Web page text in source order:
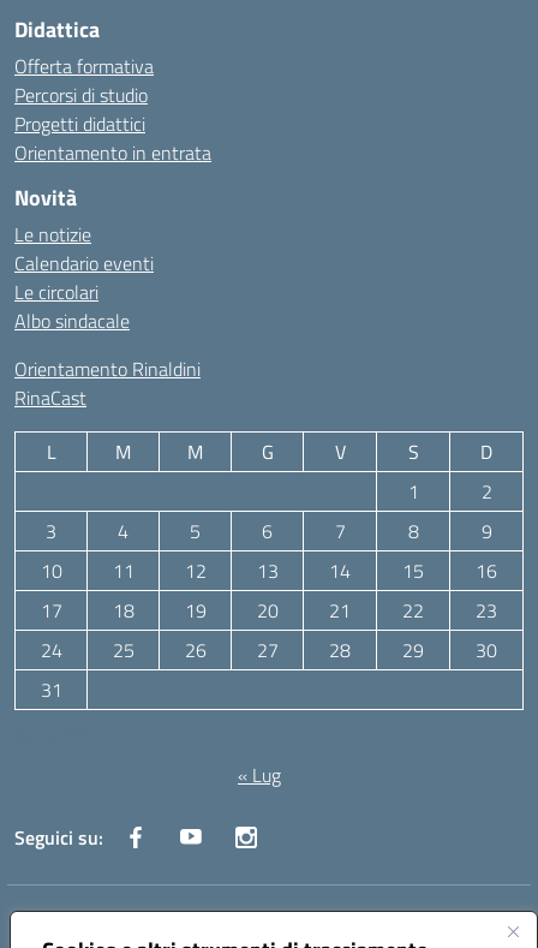
Didattica
Offerta formativa
Percorsi di studio
Progetti didattici
Orientamento in entrata
Novità
Le notizie
Calendario eventi
Le circolari
Albo sindacale
Orientamento Rinaldini
RinaCast
L M M G V S
D
1
2
3
4 5 6 7 8
9
10
11 12 13 14 15
16
17
18 19 20 21 22
23
24
25 26 27 28 29
30
31
« Lug
Seguici su:
Indirizzo:Via Canale 1, Ancona